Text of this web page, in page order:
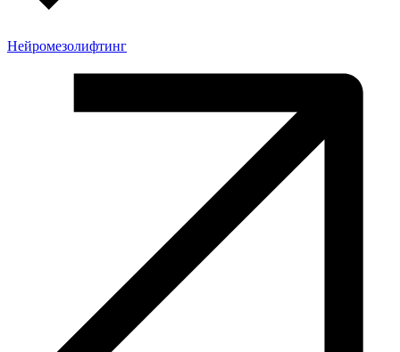
Нейромезолифтинг